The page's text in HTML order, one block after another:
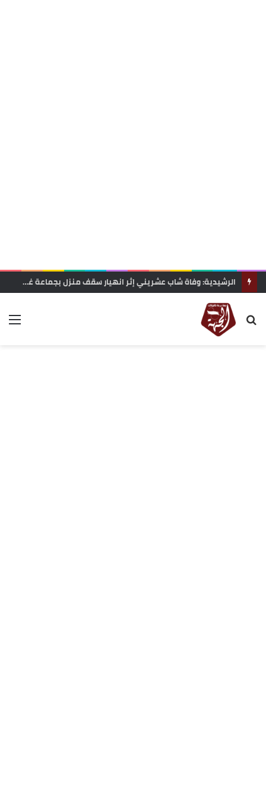
الرشيدية: وفاة شاب عشريني إثر انهيار سقف منزل بجماعة غريس السفلى